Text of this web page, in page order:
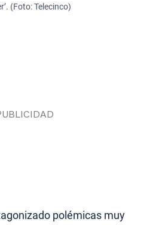
(Foto: Telecinco)
polémicas muy